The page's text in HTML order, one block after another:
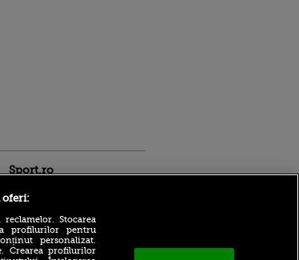
Sport.ro
oferi:
Stocarea
profilurilor pentru
personalizat.
Crearea profilurilor